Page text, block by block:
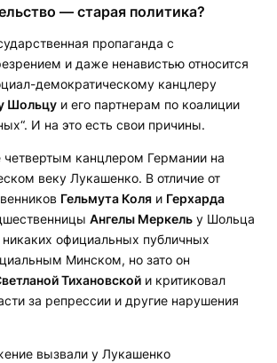
— старая политика?
пропаганда с
и даже ненавистью относится
демократическому канцлеру
Шольцу и его партнерам по коалиции
И на это есть свои причины.
канцлером Германии на
веку Лукашенко. В отличие от
Гельмута Коля и Герхарда
Ангелы Меркель у Шольца
официальных публичных
Минском, но зато он
Тихановской и критиковал
за репрессии и другие нарушения
вызвали у Лукашенко